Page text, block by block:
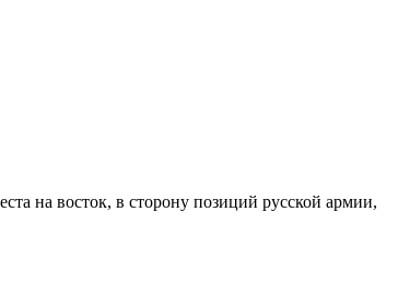
на восток, в сторону позиций русской армии,